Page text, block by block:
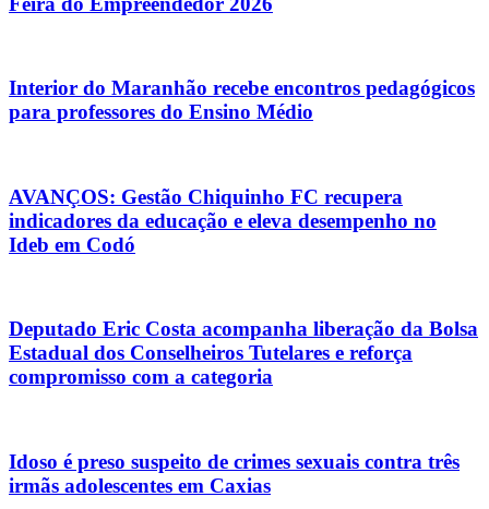
Interior do Maranhão recebe encontros pedagógicos
para professores do Ensino Médio
AVANÇOS: Gestão Chiquinho FC recupera
indicadores da educação e eleva desempenho no
Ideb em Codó
Deputado Eric Costa acompanha liberação da Bolsa
Estadual dos Conselheiros Tutelares e reforça
compromisso com a categoria
Idoso é preso suspeito de crimes sexuais contra três
irmãs adolescentes em Caxias